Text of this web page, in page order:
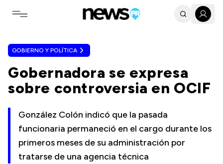
Toggle navigation menu
GOBIERNO Y POLÍTICA
Gobernadora se expresa
sobre controversia en OCIF
González Colón indicó que la pasada
funcionaria permaneció en el cargo durante los
primeros meses de su administración por
tratarse de una agencia técnica